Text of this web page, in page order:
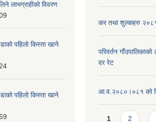
लाभग्राहीको विवरण
पहिलो किस्ता खाने
पहिलो किस्ता खाने
कर तथा शुल्कहरु
परिवर्तन
दर रेट
आ.व.२०८०।०८१ को
Pages
1 2